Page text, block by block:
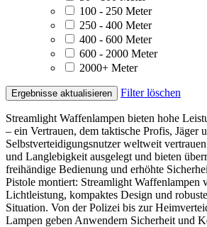
100 - 250 Meter
250 - 400 Meter
400 - 600 Meter
600 - 2000 Meter
2000+ Meter
Ergebnisse aktualisieren Filter löschen
Streamlight Waffenlampen bieten hohe
– ein Vertrauen, dem taktische Profis, Jäger
Selbstverteidigungsnutzer weltweit
und Langlebigkeit ausgelegt und bieten
freihändige Bedienung und erhöhte
Pistole montiert: Streamlight Waffenlampen
Lichtleistung, kompaktes Design und
Situation. Von der Polizei bis zur
Lampen geben Anwendern Sicherheit und